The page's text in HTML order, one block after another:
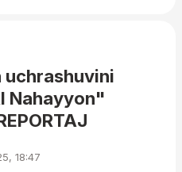
uchrashuvini
Nahayyon"
18:47